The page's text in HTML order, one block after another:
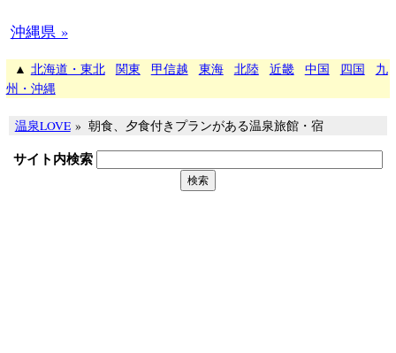
沖縄県 »
▲ 北海道・東北 関東 甲信越 東海 北陸 近畿 中国 四国
九
州・沖縄
温泉LOVE» 朝食、夕食付きプランがある温泉旅館・宿
サイト内検索